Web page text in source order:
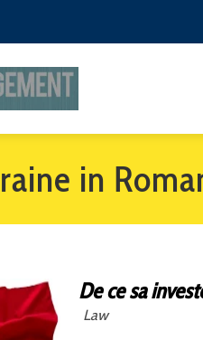
in
De ce sa
Law